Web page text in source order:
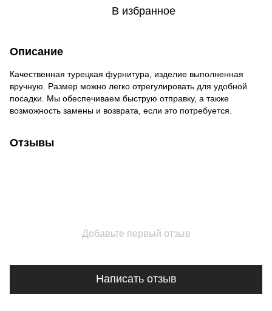
В избранное
Описание
Качественная турецкая фурнитура, изделие выполненная
вручную. Размер можно легко отрегулировать для удобной
посадки. Мы обеспечиваем быструю отправку, а также
возможность замены и возврата, если это потребуется.
Отзывы
Добавьте первый отзыв
Написать отзыв